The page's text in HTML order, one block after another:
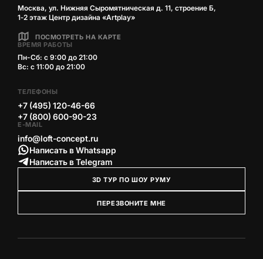
Москва, ул. Нижняя Сыромятническая д. 11, строение Б,
1‑2 этаж Центр дизайна «Artplay»
ПОСМОТРЕТЬ НА КАРТЕ
ВРЕМЯ РАБОТЫ
Пн-Сб: с 9:00 до 21:00
Вс: с 11:00 до 21:00
ТЕЛЕФОНЫ
+7 (495) 120-46-66
+7 (800) 600-90-23
E-MAIL
info@loft-concept.ru
Написать в Whatsapp
Написать в Telegram
3D ТУР ПО ШОУ РУМУ
ПЕРЕЗВОНИТЕ МНЕ